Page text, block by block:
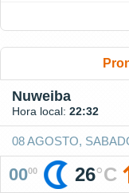
Nuweiba
Hora local: 22:32
08 AGOSTO,
0000 26°C